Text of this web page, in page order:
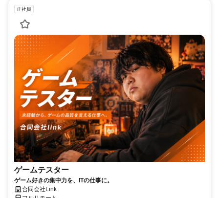
正社員
ゲームテスター
ゲーム好きの集中力を、ITの仕事に。
合同会社Link